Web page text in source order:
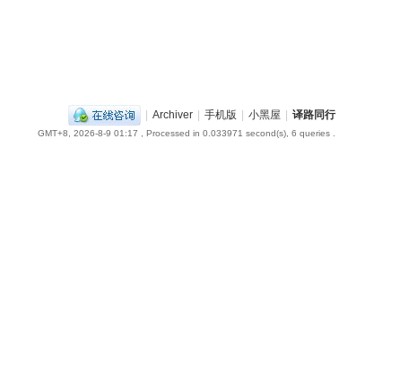
| Archiver | 手机版 | 小黑屋 | 译路同行
GMT+8, 2026-8-9 01:17 , Processed in 0.033971 second(s), 6 queries .